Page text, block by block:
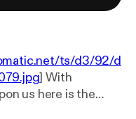
ts/d3/92/d
] With
us here is the